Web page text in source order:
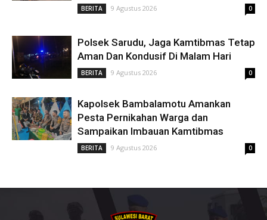
BERITA 9 Agustus 2026 0
Polsek Sarudu, Jaga Kamtibmas Tetap
Aman Dan Kondusif Di Malam Hari
BERITA 9 Agustus 2026 0
Kapolsek Bambalamotu Amankan
Pesta Pernikahan Warga dan
Sampaikan Imbauan Kamtibmas
BERITA 9 Agustus 2026 0